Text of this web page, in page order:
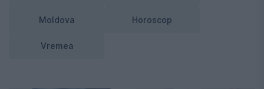
Moldova Horoscop
Vremea